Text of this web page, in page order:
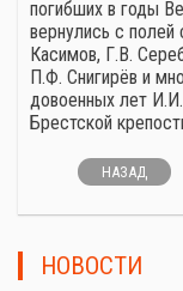
погибших в годы
вернулись с
Касимов, Г.В.
П.Ф. Снигирёв и
довоенных лет
Брестской
НАЗАД
НОВОСТИ